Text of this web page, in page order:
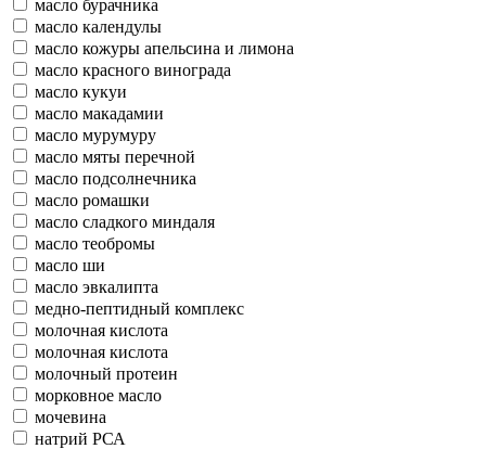
масло бурачника
масло календулы
масло кожуры апельсина и лимона
масло красного винограда
масло кукуи
масло макадамии
масло мурумуру
масло мяты перечной
масло подсолнечника
масло ромашки
масло сладкого миндаля
масло теобромы
масло ши
масло эвкалипта
медно-пептидный комплекс
молочная кислота
молочная кислота
молочный протеин
морковное масло
мочевина
натрий РСА